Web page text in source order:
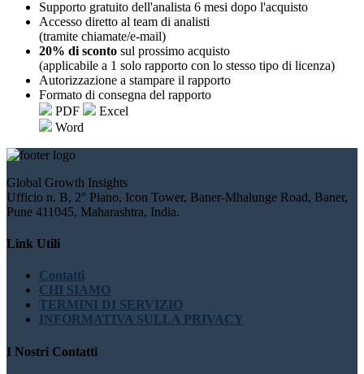
Supporto gratuito dell'analista 6 mesi dopo l'acquisto
Accesso diretto al team di analisti
(tramite chiamate/e-mail)
20% di sconto sul prossimo acquisto
(applicabile a 1 solo rapporto con lo stesso tipo di licenza)
Autorizzazione a stampare il rapporto
Formato di consegna del rapporto
PDF
Excel
Word
Global Growth Insights
Ufficio n. B, 2° Piano, Icon Tower, Baner-Mhalunge Road, Baner,
Pune 411045, Maharashtra, India.
Link Utili
Contatti
CHI SIAMO
TERMINI DI SERVIZIO
INFORMATIVA SULLA PRIVACY
I Nostri Contatti